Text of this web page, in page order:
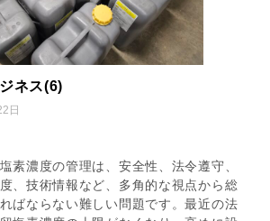
ネス(6)
日
素濃度の管理は、安全性、法令遵守、
、技術情報など、多角的な視点から総
ばならない難しい問題です。最近の法